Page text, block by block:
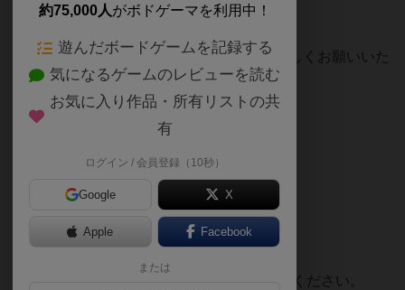
https://m-mura.com/reserve/
まだまだ不定期の開催となりますが、よろしくお願いいた
します！☺️
https://m-mura.com/
https://m-mura.com/access/
ご質問があれば以下の公式LINEへお問合せください。
約75,000人がボドゲーマを利用中！
遊んだボードゲームを記録する
気になるゲームのレビューを読む
お気に入り作品・所有リストの共
有
ログイン / 会員登録（10秒）
Google X
Apple Facebook
または